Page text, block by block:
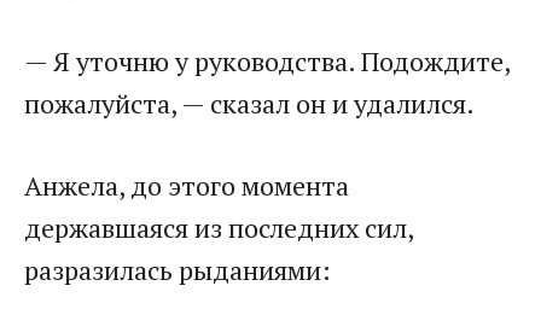
— Я уточню у руководства. Подождите,
пожалуйста, — сказал он и удалился.
Анжела, до этого момента
державшаяся из последних сил,
разразилась рыданиями: